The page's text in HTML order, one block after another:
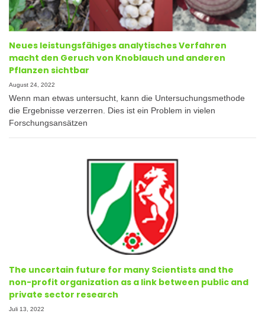
Neues leistungsfähiges analytisches Verfahren
macht den Geruch von Knoblauch und anderen
Pflanzen sichtbar
August 24, 2022
Wenn man etwas untersucht, kann die Untersuchungsmethode
die Ergebnisse verzerren. Dies ist ein Problem in vielen
Forschungsansätzen
The uncertain future for many Scientists and the
non-profit organization as a link between public and
private sector research
Juli 13, 2022